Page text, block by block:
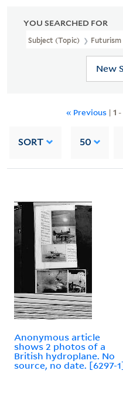
YOU SEARCHED FOR
Subject (Topic)
New
« Previous | 1 -
SORT 50
Anonymous article
shows 2 photos of a
British hydroplane. No
source, no date. [6297-